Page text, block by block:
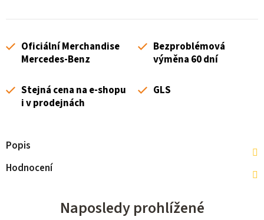
Oficiální Merchandise
Mercedes-Benz
Bezproblémová
výměna 60 dní
Stejná cena na e-shopu
i v prodejnách
GLS
Popis
Hodnocení
Naposledy prohlížené